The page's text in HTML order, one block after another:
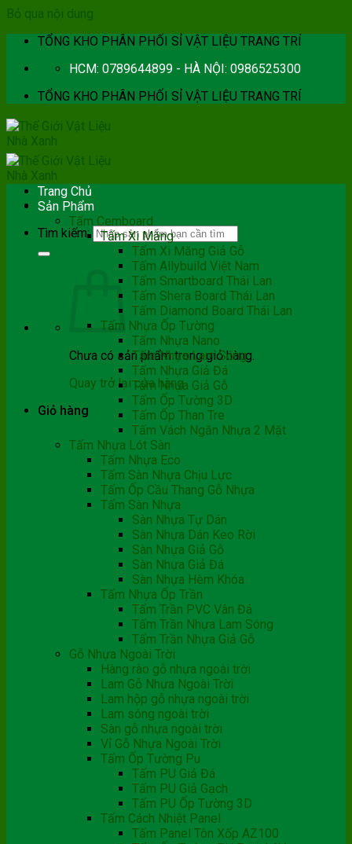
Bỏ qua nội dung
TỔNG KHO PHÂN PHỐI SỈ VẬT LIỆU TRANG TRÍ
HCM: 0789644899 - HÀ NỘI: 0986525300
TỔNG KHO PHÂN PHỐI SỈ VẬT LIỆU TRANG TRÍ
Tìm kiếm:
Chưa có sản phẩm trong giỏ hàng.
Quay trở lại cửa hàng
Giỏ hàng
Trang Chủ
Sản Phẩm
Tấm Cemboard
Tấm Xi Măng
Tấm Xi Măng Giả Gỗ
Tấm Allybuild Việt Nam
Tấm Smartboard Thái Lan
Tấm Shera Board Thái Lan
Tấm Diamond Board Thái Lan
Tấm Nhựa Ốp Tường
Tấm Nhựa Nano
Tấm Nhựa Lam Sóng
Tấm Nhựa Giả Đá
Tấm Nhựa Giả Gỗ
Tấm Ốp Tường 3D
Tấm Ốp Than Tre
Tấm Vách Ngăn Nhựa 2 Mặt
Tấm Nhựa Lót Sàn
Tấm Nhựa Eco
Tấm Sàn Nhựa Chịu Lực
Tấm Ốp Cầu Thang Gỗ Nhựa
Tấm Sàn Nhựa
Sàn Nhựa Tự Dán
Sàn Nhựa Dán Keo Rời
Sàn Nhựa Giả Gỗ
Sàn Nhựa Giả Đá
Sàn Nhựa Hèm Khóa
Tấm Nhựa Ốp Trần
Tấm Trần PVC Vân Đá
Tấm Trần Nhựa Lam Sóng
Tấm Trần Nhựa Giả Gỗ
Gỗ Nhựa Ngoài Trời
Hàng rào gỗ nhựa ngoài trời
Lam Gỗ Nhựa Ngoài Trời
Lam hộp gỗ nhựa ngoài trời
Lam sóng ngoài trời
Sàn gỗ nhựa ngoài trời
Vỉ Gỗ Nhựa Ngoài Trời
Tấm Ốp Tường Pu
Tấm PU Giả Đá
Tấm PU Giả Gạch
Tấm PU Ốp Tường 3D
Tấm Cách Nhiệt Panel
Tấm Panel Tôn Xốp AZ100